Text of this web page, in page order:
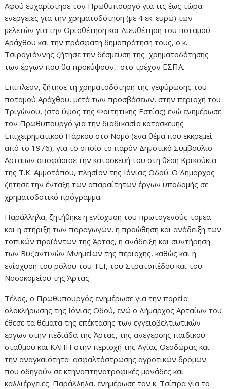
Αφού ευχαρίστησε τον Πρωθυπουργό για τις έως τώρα
ενέργειες για την χρηματοδότηση (με 4 εκ. ευρώ) των
μελετών για την Οριοθέτηση και Διευθέτηση του ποταμού
Αράχθου και την πρόσφατη δημοπράτηση τους, ο κ.
Τσιρογιάννης ζήτησε την δέσμευση της χρηματοδότησης
των έργων που θα προκύψουν, στο τρέχον ΕΣΠΑ.
Επιπλέον, ζήτησε τη χρηματοδότηση της γεφύρωσης του
ποταμού Αράχθου, μετά των προσβάσεων, στην περιοχή του
Τριγώνου, (στο ύψος της Φοιτητικής Εστίας) ενώ ενημέρωσε
τον Πρωθυπουργό για την διαδικασία κατασκευής
Επιχειρηματικού Πάρκου στο Νομό (ένα θέμα που εκκρεμεί
από το 1976), για το οποίο το παρόν Δημοτικό Συμβούλιο
Αρταιων αποφάσισε την κατασκευή του στη θέση Κρικούκια
της Τ.Κ. Αμμοτόπου, πλησίον της Ιόνιας Οδού. Ο Δήμαρχος
ζήτησε την ένταξη των απαραίτητων έργων υποδομής σε
χρηματοδοτικό πρόγραμμα.
Παράλληλα, ζητήθηκε η ενίσχυση του πρωτογενούς τομέα
και η στήριξη των παραγωγών, η προώθηση και ανάδειξη των
τοπικών προϊόντων της Άρτας, η ανάδειξη και συντήρηση
των Βυζαντινών Μνημείων της περιοχής, καθώς και η
ενίσχυση του ρόλου του ΤΕΙ, του Στρατοπέδου και του
Νοσοκομείου της Άρτας.
Τέλος, ο Πρωθυπουργός ενημέρωσε για την πορεία
ολοκλήρωσης της Ιόνιας Οδού, ενώ ο Δήμαρχος Αρταίων του
έθεσε τα θέματα της επέκτασης των εγγειοβελτιωτικών
έργων στην πεδιάδα της Άρτας, της ανέγερσης παιδικού
σταθμού και ΚΑΠΗ στην περιοχή της Αγίας Θεοδώρας και
την αναγκαιότητα ασφαλτόστρωσης αγροτικών δρόμων
που οδηγούν σε κτηνοπτηνοτροφικές μονάδες και
καλλιέργειες. Παράλληλα, ενημέρωσε τον κ. Τσίπρα για το